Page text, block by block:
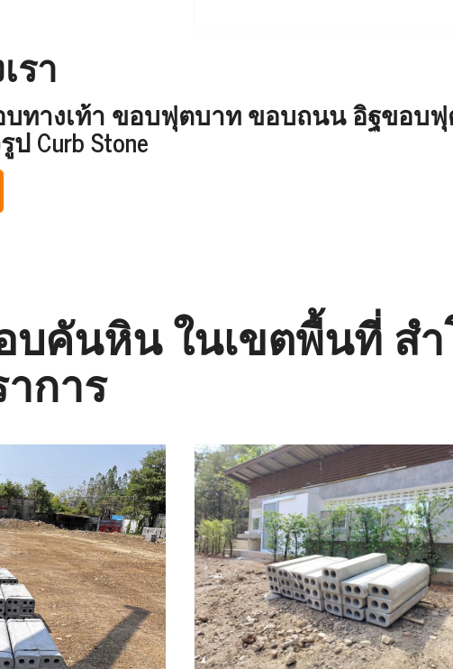
รา
ทางเท้า ขอบฟุตบาท ขอบถนน อิฐขอบ
Curb Stone
บคันหิน ในเขตพื้นที่ สำ
การ